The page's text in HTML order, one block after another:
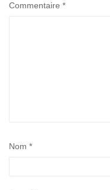
Commentaire *
Nom *